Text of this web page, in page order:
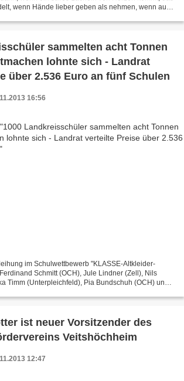
wenn Hände lieber geben als nehmen, wenn aus
sammelten acht Tonnen
lohnte sich - Landrat
über 2.536 Euro an fünf Schulen
16:56
im Schulwettbewerb "KLASSE-Altkleider-
Schmitt (OCH), Jule Lindner (Zell), Nils
Timm (Unterpleichfeld), Pia Bundschuh (OCH) und
ist neuer Vorsitzender des
Veitshöchheim
12:47